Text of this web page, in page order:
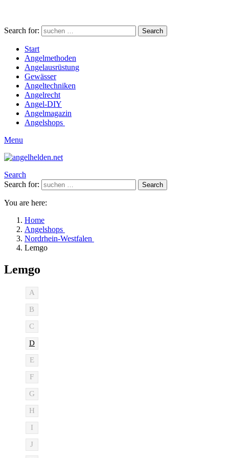
Search for: Search
Start
Angelmethoden
Angelausrüstung
Gewässer
Angeltechniken
Angelrecht
Angel-DIY
Angelmagazin
Angelshops
Menu
Search
Search for:
Search
You are here:
Home
Angelshops
Nordrhein-Westfalen
Lemgo
Lemgo
A
B
C
D
E
F
G
H
I
J